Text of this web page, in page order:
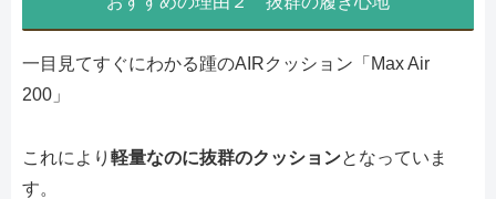
一目見てすぐにわかる踵のAIRクッション「Max Air
200」
これにより 軽量なのに抜群のクッションとなっていま
す。